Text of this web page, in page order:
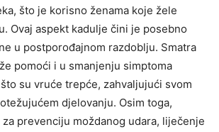
što je korisno ženama koje žele
Ovaj aspekt kadulje čini je posebno
u postporođajnom razdoblju. Smatra
pomoći i u smanjenju simptoma
su vruće trepće, zahvaljujući svom
djelovanju. Osim toga,
prevenciju moždanog udara, liječenje